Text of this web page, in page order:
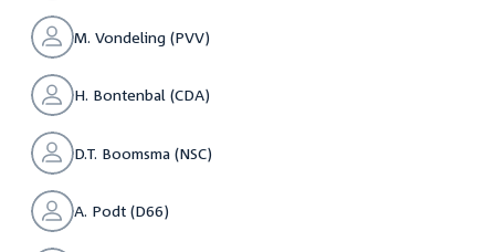
M. Vondeling (PVV)
H. Bontenbal (CDA)
D.T. Boomsma (NSC)
A. Podt (D66)